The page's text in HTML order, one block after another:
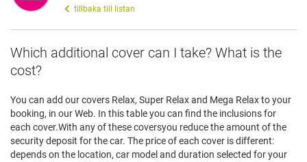
tillbaka till listan
Which additional cover can I take? What is the
cost?
You can add our covers Relax, Super Relax and Mega Relax to your
booking, in our Web. In this table you can find the inclusions for
each cover.With any of these coversyou reduce the amount of the
security deposit for the car. The price of each cover is different:
depends on the location, car model and duration selected for your